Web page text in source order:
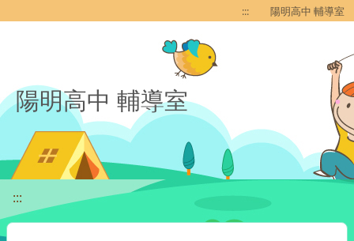
::: 陽明高中 輔導室
陽明高中 輔導室
:::